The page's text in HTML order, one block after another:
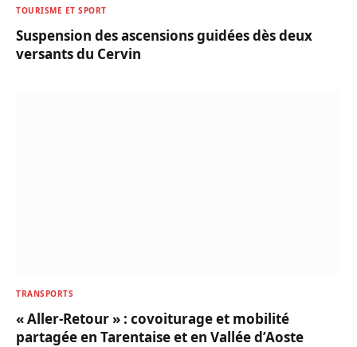
TOURISME ET SPORT
Suspension des ascensions guidées dès deux
versants du Cervin
TRANSPORTS
« Aller-Retour » : covoiturage et mobilité
partagée en Tarentaise et en Vallée d’Aoste